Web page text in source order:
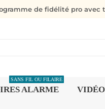
de fidélité pro
ALARME
SANS FIL OU FILAIRE